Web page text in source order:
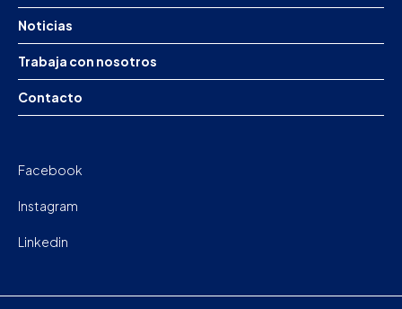
Noticias
Trabaja con nosotros
Contacto
Facebook
Instagram
Linkedin